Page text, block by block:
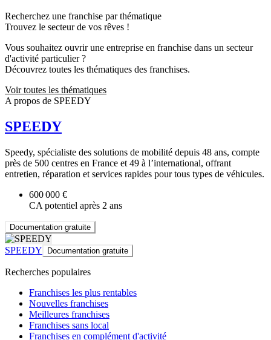
Recherchez une franchise par thématique
Trouvez le secteur de vos rêves !
Vous souhaitez ouvrir une entreprise en franchise dans un secteur
d'activité particulier ?
Découvrez toutes les thématiques des franchises.
Voir toutes les thématiques
A propos de SPEEDY
SPEEDY
Speedy, spécialiste des solutions de mobilité depuis 48 ans, compte
près de 500 centres en France et 49 à l’international, offrant
entretien, réparation et services rapides pour tous types de véhicules.
600 000 €
CA potentiel après 2 ans
Documentation gratuite
SPEEDY Documentation gratuite
Recherches populaires
Franchises les plus rentables
Nouvelles franchises
Meilleures franchises
Franchises sans local
Franchises en complément d'activité